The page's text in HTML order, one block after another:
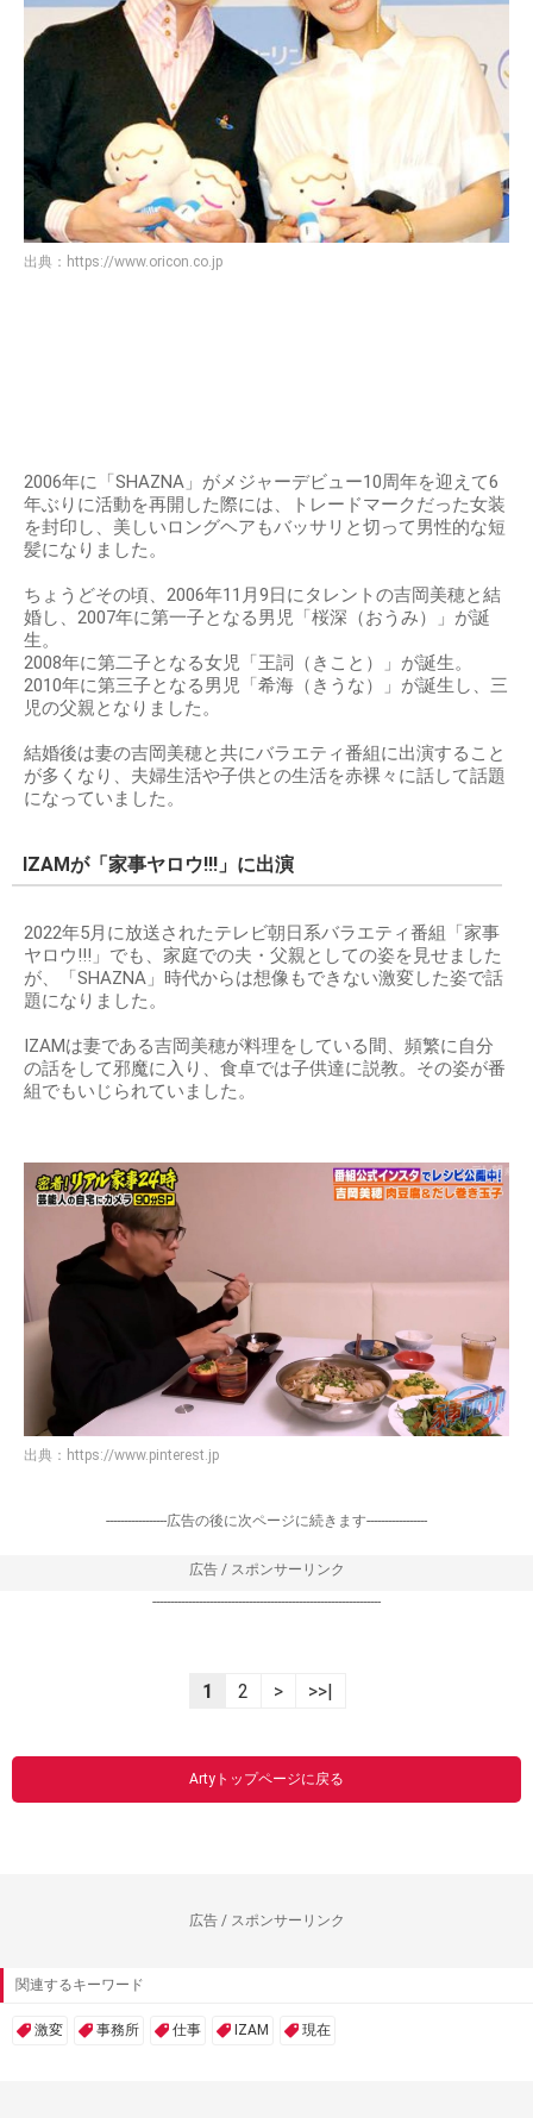
出典： https://www.oricon.co.jp
2006年に「SHAZNA」がメジャーデビュー10周年を迎えて6
年ぶりに活動を再開した際には、トレードマークだった女装
を封印し、美しいロングヘアもバッサリと切って男性的な短
髪になりました。
ちょうどその頃、2006年11月9日にタレントの吉岡美穂と結
婚し、2007年に第一子となる男児「桜深（おうみ）」が誕
生。
2008年に第二子となる女児「王詞（きこと）」が誕生。
2010年に第三子となる男児「希海（きうな）」が誕生し、三
児の父親となりました。
結婚後は妻の吉岡美穂と共にバラエティ番組に出演すること
が多くなり、夫婦生活や子供との生活を赤裸々に話して話題
になっていました。
IZAMが「家事ヤロウ!!!」に出演
2022年5月に放送されたテレビ朝日系バラエティ番組「家事
ヤロウ!!!」でも、家庭での夫・父親としての姿を見せました
が、「SHAZNA」時代からは想像もできない激変した姿で話
題になりました。
IZAMは妻である吉岡美穂が料理をしている間、頻繁に自分
の話をして邪魔に入り、食卓では子供達に説教。その姿が番
組でもいじられていました。
出典： https://www.pinterest.jp
-----------------広告の後に次ページに続きます-----------------
広告 / スポンサーリンク
----------------------------------------------------------------
1 2 > >>|
Artyトップページに戻る
広告 / スポンサーリンク
関連するキーワード
激変 事務所 仕事 IZAM 現在